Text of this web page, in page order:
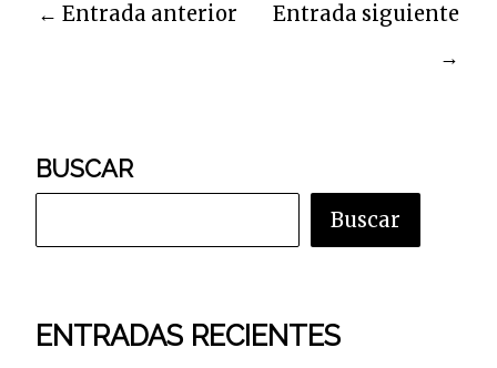
← Entrada anterior
Entrada siguiente
→
BUSCAR
Buscar
ENTRADAS RECIENTES